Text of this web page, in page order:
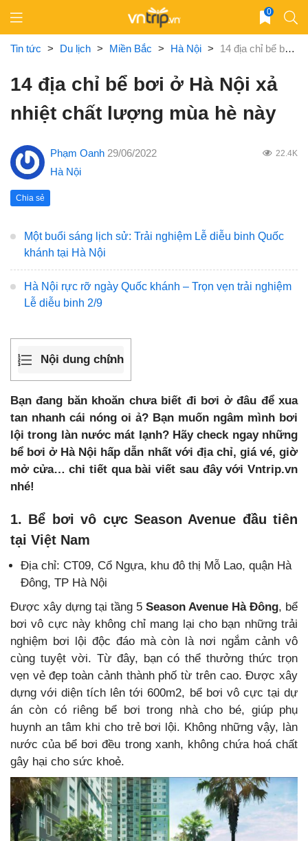
content
0
Tin tức > Du lịch > Miền Bắc > Hà Nội > 14 địa chỉ bể bơi ở Hà Nội xả nhiệt chất lượng mùa hè này
14 địa chỉ bể bơi ở Hà Nội xả
nhiệt chất lượng mùa hè này
Phạm Oanh 29/06/2022 22.4K
Hà Nội
Chia sẻ
Một buổi sáng lịch sử: Trải nghiệm Lễ diễu binh Quốc
khánh tại Hà Nội
Hà Nội rực rỡ ngày Quốc khánh – Trọn vẹn trải nghiệm
Lễ diễu binh 2/9
Nội dung chính
Bạn đang băn khoăn chưa biết đi bơi ở đâu để xua
tan nhanh cái nóng oi ả? Bạn muốn ngâm mình bơi
lội trong làn nước mát lạnh? Hãy check ngay những
bể bơi ở Hà Nội hấp dẫn nhất với địa chỉ, giá vé, giờ
mở cửa… chi tiết qua bài viết sau đây với Vntrip.vn
nhé!
1. Bể bơi vô cực Season Avenue đầu tiên
tại Việt Nam
Địa chỉ: CT09, Cổ Ngựa, khu đô thị Mỗ Lao, quận Hà
Đông, TP Hà Nội
Được xây dựng tại tầng 5 Season Avenue Hà Đông, bể
bơi vô cực này không chỉ mang lại cho bạn những trải
nghiệm bơi lội độc đáo mà còn là nơi ngắm cảnh vô
cùng tuyệt vời. Từ đây, bạn có thể thưởng thức trọn
vẹn vẻ đẹp toàn cảnh thành phố từ trên cao. Được xây
dựng với diện tích lên tới 600m2, bể bơi vô cực tại dự
án còn có riêng bể bơi trong nhà cho bé, giúp phụ
huynh an tâm khi cho trẻ bơi lội. Không những vậy, làn
nước của bể bơi đều trong xanh, không chứa hoá chất
gây hại cho sức khoẻ.